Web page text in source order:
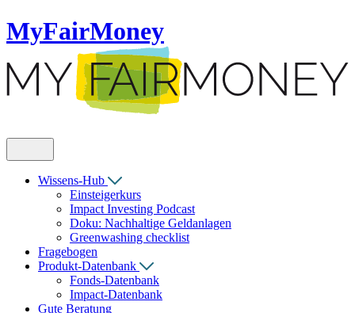
MyFairMoney
Wissens-Hub
Einsteigerkurs
Impact Investing Podcast
Doku: Nachhaltige Geldanlagen
Greenwashing checklist
Fragebogen
Produkt-Datenbank
Fonds-Datenbank
Impact-Datenbank
Gute Beratung